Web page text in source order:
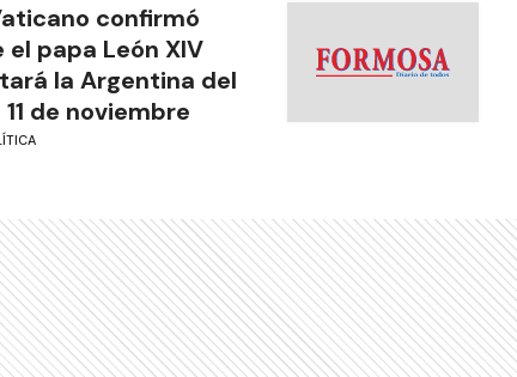
confirmó
el papa León XIV
la Argentina del
11 de noviembre